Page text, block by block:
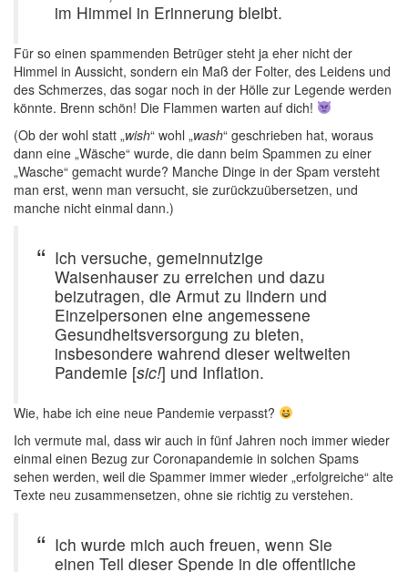
im Himmel in Erinnerung bleibt.
Für so einen spammenden Betrüger steht ja eher nicht der
Himmel in Aussicht, sondern ein Maß der Folter, des Leidens und
des Schmerzes, das sogar noch in der Hölle zur Legende werden
könnte. Brenn schön! Die Flammen warten auf dich!
(Ob der wohl statt „wish“ wohl „wash“ geschrieben hat, woraus
dann eine „Wäsche“ wurde, die dann beim Spammen zu einer
„Wasche“ gemacht wurde? Manche Dinge in der Spam versteht
man erst, wenn man versucht, sie zurückzuübersetzen, und
manche nicht einmal dann.)
Ich versuche, gemeinnutzige
Waisenhauser zu erreichen und dazu
beizutragen, die Armut zu lindern und
Einzelpersonen eine angemessene
Gesundheitsversorgung zu bieten,
insbesondere wahrend dieser weltweiten
Pandemie [sic!] und Inflation.
Wie, habe ich eine neue Pandemie verpasst?
Ich vermute mal, dass wir auch in fünf Jahren noch immer wieder
einmal einen Bezug zur Coronapandemie in solchen Spams
sehen werden, weil die Spammer immer wieder „erfolgreiche“ alte
Texte neu zusammensetzen, ohne sie richtig zu verstehen.
Ich wurde mich auch freuen, wenn Sie
einen Teil dieser Spende in die offentliche